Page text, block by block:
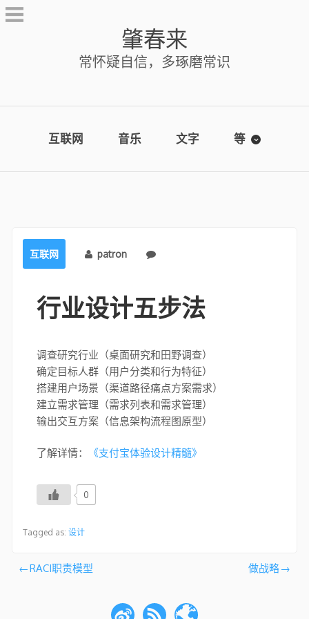
Skip
to
肇春来
常怀疑自信，多琢磨常识
互联网 音乐 文字 等
互联网 patron
行业设计五步法
调查研究行业（桌面研究和田野调查）
确定目标人群（用户分类和行为特征）
搭建用户场景（渠道路径痛点方案需求）
建立需求管理（需求列表和需求管理）
输出交互方案（信息架构流程图原型）
了解详情： 《支付宝体验设计精髓》
0
Tagged as: 设计
文RACI职责模型 做战略